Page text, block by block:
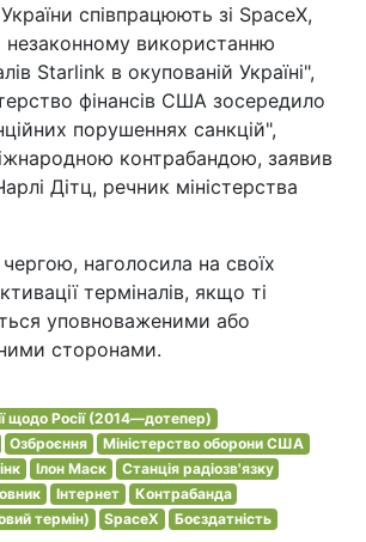
співпрацюють зі SpaceX,
незаконному використанню
Starlink в окупованій Україні",
фінансів США зосередило
порушеннях санкцій",
контрабандою, заявив
Дітц, речник міністерства
наголосила на своїх
терміналів, якщо ті
уповноваженими або
сторонами.
щодо Росії (2014—дотепер)
Озброєння
Міністерство оборони США
Ілон Маск
Станція радіозв'язку
Інтернет
Контрабанда
термін)
SpaceX Боєздатність